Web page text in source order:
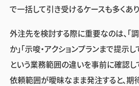
で一括して引き受けるケースも多くあり
外注先を検討する際に重要なのは、「
か」「示唆・アクションプランまで提示
という業務範囲の違いを事前に確認し
依頼範囲が曖昧なまま発注すると、期